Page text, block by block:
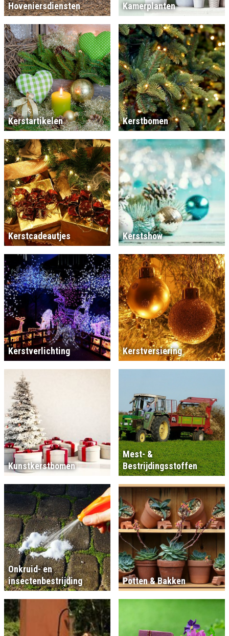
Hoveniersdiensten Kamerplanten
Kerstartikelen Kerstbomen
Kerstcadeautjes Kerstshow
Kerstverlichting Kerstversiering
Kunstkerstbomen
Mest- &
Bestrijdingsstoffen
Onkruid- en
insectenbestrijding
Potten & Bakken